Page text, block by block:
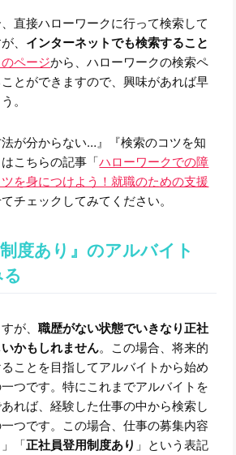
直接ハローワークに行って検索して
、 インターネットでも検索すること
ページから、ハローワークの検索ペ
とができますので、興味があれば早
。
が分からない…』『検索のコツを知
こちらの記事「ハローワークでの障
を身につけよう！就職のための支援
チェックしてみてください。
制度あり』のアルバイト
が、職歴がない状態でいきなり正社
かもしれません。この場合、将来的
ことを目指してアルバイトから始め
つです。特にこれまでアルバイトを
れば、経験した仕事の中から検索し
つです。この場合、仕事の募集内容
」「正社員登用制度あり 」という表記